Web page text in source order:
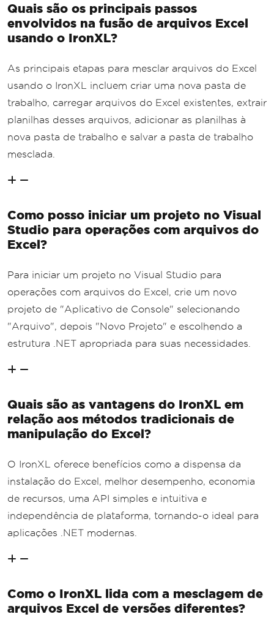
Quais são os principais passos
envolvidos na fusão de arquivos Excel
usando o IronXL?
As principais etapas para mesclar arquivos do Excel
usando o IronXL incluem criar uma nova pasta de
trabalho, carregar arquivos do Excel existentes, extrair
planilhas desses arquivos, adicionar as planilhas à
nova pasta de trabalho e salvar a pasta de trabalho
mesclada.
Como posso iniciar um projeto no Visual
Studio para operações com arquivos do
Excel?
Para iniciar um projeto no Visual Studio para
operações com arquivos do Excel, crie um novo
projeto de "Aplicativo de Console" selecionando
"Arquivo", depois "Novo Projeto" e escolhendo a
estrutura .NET apropriada para suas necessidades.
Quais são as vantagens do IronXL em
relação aos métodos tradicionais de
manipulação do Excel?
O IronXL oferece benefícios como a dispensa da
instalação do Excel, melhor desempenho, economia
de recursos, uma API simples e intuitiva e
independência de plataforma, tornando-o ideal para
aplicações .NET modernas.
Como o IronXL lida com a mesclagem de
arquivos Excel de versões diferentes?